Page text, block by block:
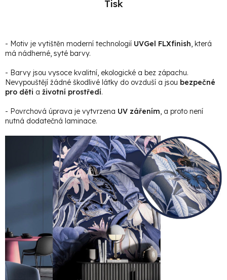
Tisk
- Motiv je vytištěn moderní technologií UVGel FLXfinish, která
má nádherné, syté barvy.
- Barvy jsou vysoce kvalitní, ekologické a bez zápachu.
Nevypouštějí žádné škodlivé látky do ovzduší a jsou bezpečné
pro děti a životní prostředí.
- Povrchová úprava je vytvrzena UV zářením, a proto není
nutná dodatečná laminace.